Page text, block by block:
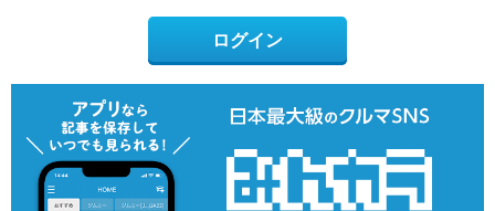
ログイン